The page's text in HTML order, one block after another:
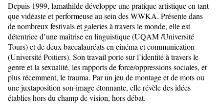
Depuis 1999, lamathilde développe une pratique artistique en tant
que vidéaste et performeuse au sein des WWKA. Présente dans
de nombreux festivals et galeries à travers le monde, elle est
détentrice d’une maîtrise en linguistique (UQAM /Université
Tours) et de deux baccalauréats en cinéma et communication
(Université Poitiers). Son travail porte sur l’identité à travers le
genre et la sexualité, les rapports de force/oppressions sociales, et
plus récemment, le trauma. Par un jeu de montage et de mots ou
une juxtaposition son-image étonnante, elle révèle des idées
établies hors du champ de vision, hors débat.